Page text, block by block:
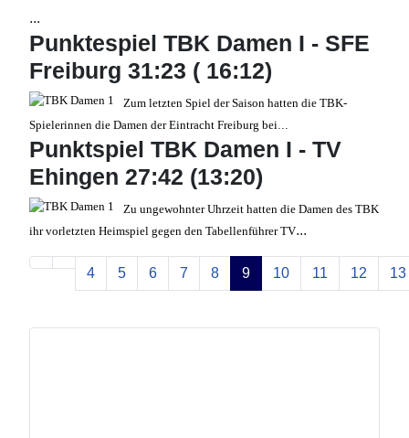
...
Punktespiel TBK Damen I - SFE
Freiburg 31:23 ( 16:12)
Zum letzten Spiel der Saison hatten die TBK-
Spielerinnen die Damen der Eintracht Freiburg bei
Punktspiel TBK Damen I - TV
Ehingen 27:42 (13:20)
Zu ungewohnter Uhrzeit hatten die Damen des TBK
ihr vorletzten Heimspiel gegen den Tabellenführer TV...
Seite 9 von 41
4 5 6 7 8 9 10 11 12 13